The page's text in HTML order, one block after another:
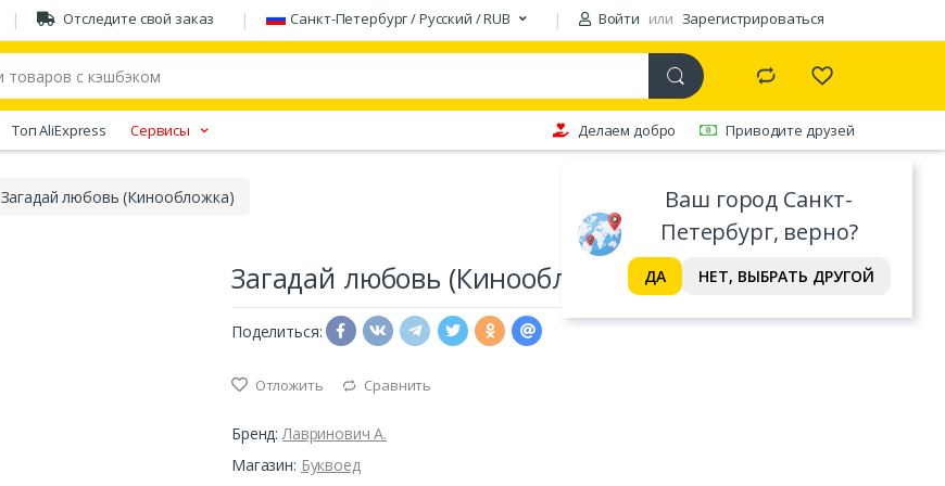
Отследите свой заказ Санкт-Петербург / Русский / RUB Войти или Зарегистрироваться
Ваш город Санкт-
Петербург, верно?
ДА НЕТ, ВЫБРАТЬ ДРУГОЙ
Tоп AliExpress Сервисы Делаем добро Приводите друзей
Загадай любовь (Кинообложка)
Загадай любовь (Кинообложка)
Поделиться:
Отложить Сравнить
Бренд:Лавринович А.
Магазин: Буквоед